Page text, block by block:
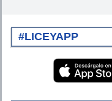
#LICEYAPP